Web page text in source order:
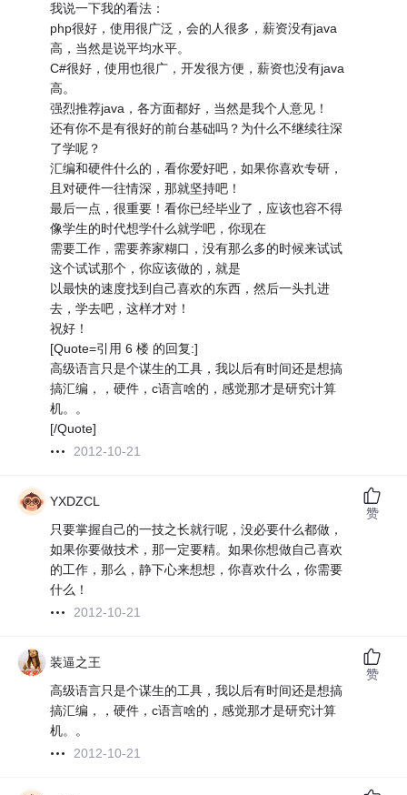
我说一下我的看法：
php很好，使用很广泛，会的人很多，薪资没有java
高，当然是说平均水平。
C#很好，使用也很广，开发很方便，薪资也没有java
高。
强烈推荐java，各方面都好，当然是我个人意见！
还有你不是有很好的前台基础吗？为什么不继续往深
了学呢？
汇编和硬件什么的，看你爱好吧，如果你喜欢专研，
且对硬件一往情深，那就坚持吧！
最后一点，很重要！看你已经毕业了，应该也容不得
像学生的时代想学什么就学吧，你现在
需要工作，需要养家糊口，没有那么多的时候来试试
这个试试那个，你应该做的，就是
以最快的速度找到自己喜欢的东西，然后一头扎进
去，学去吧，这样才对！
祝好！
[Quote=引用 6 楼 的回复:]
高级语言只是个谋生的工具，我以后有时间还是想搞
搞汇编，，硬件，c语言啥的，感觉那才是研究计算
机。。
[/Quote]
2012-10-21
YXDZCL
只要掌握自己的一技之长就行呢，没必要什么都做，
如果你要做技术，那一定要精。如果你想做自己喜欢
的工作，那么，静下心来想想，你喜欢什么，你需要
什么！
2012-10-21
赞
装逼之王
高级语言只是个谋生的工具，我以后有时间还是想搞
搞汇编，，硬件，c语言啥的，感觉那才是研究计算
机。。
2012-10-21
赞